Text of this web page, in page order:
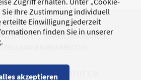
Ihre Zustimmung individuell
Einwilligung jederzeit
finden Sie in unserer
.
akzeptieren
IMPRESSUM
BARRIEREFREIHEIT
BEARBEITEN
JUGENDINSTITUT E.V.